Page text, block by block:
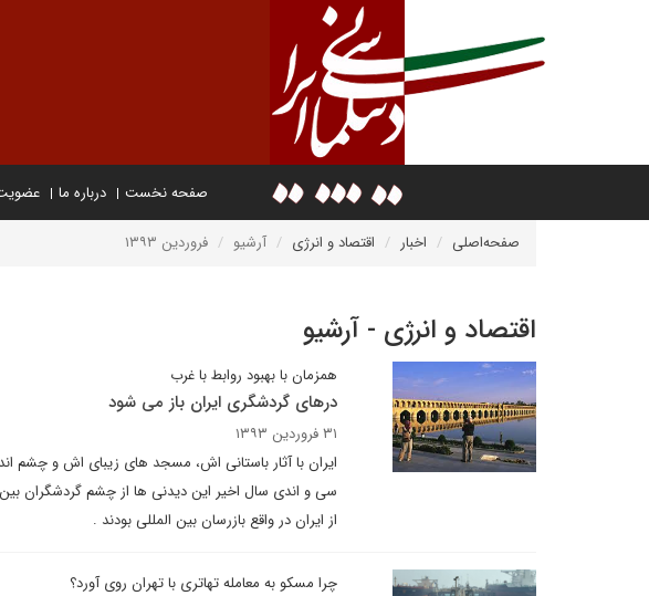
صفحه نخست درباره ما
صفحه‌اصلی اخبار اقتصاد و انرژی آرشیو فروردین ۱۳۹۳
اقتصاد و انرژی - آرشیو
همزمان با بهبود روابط با غرب
درهای گردشگری ایران باز می شود
۳۱ فروردین ۱۳۹۳
ایران با آثار باستانی اش، مسجد های زیبای اش و چشم
سی و اندی سال اخیر این دیدنی ها از چشم گردشگران بین
از ایران در واقع بازرسان بین المللی بودند .
چرا مسکو به معامله تهاتری با تهران روی آورد؟